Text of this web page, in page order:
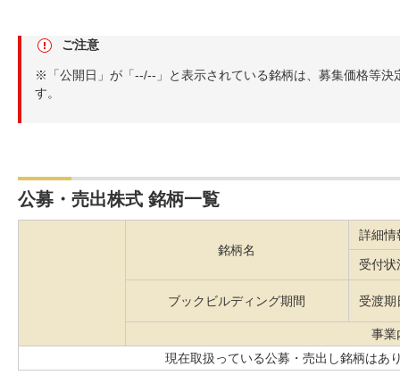
ご注意
※「公開日」が「--/--」と表示されている銘柄は、募集価格等
す。
公募・売出株式 銘柄一覧
銘柄名
詳細情
受付状
ブックビルディング期間 受渡期
事業
現在取扱っている公募・売出し銘柄はあ